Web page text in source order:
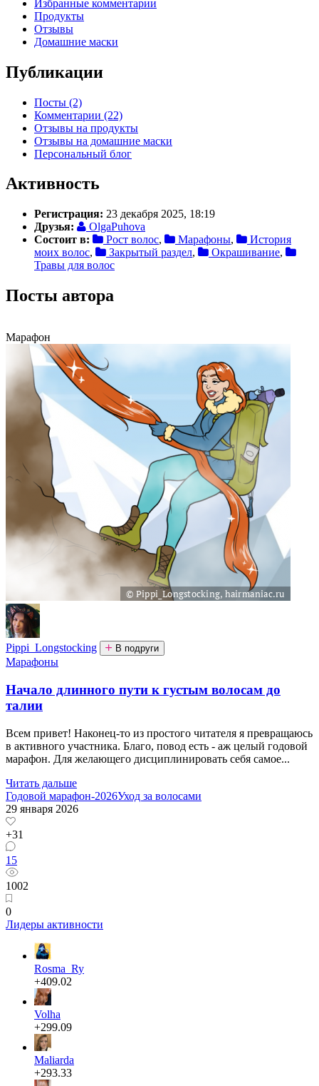
Избранные комментарии
Продукты
Отзывы
Домашние маски
Публикации
Посты (2)
Комментарии (22)
Отзывы на продукты
Отзывы на домашние маски
Персональный блог
Активность
Регистрация: 23 декабря 2025, 18:19
Друзья:
OlgaPuhova
Состоит в:
Рост волос, Марафоны,
История
моих волос, Закрытый раздел, Окрашивание,
Травы для волос
Посты автора
Марафон
Pippi_Longstocking В подруги
Марафоны
Начало длинного пути к густым волосам до
талии
Всем привет! Наконец-то из простого читателя я превращаюсь
в активного участника. Благо, повод есть - аж целый годовой
марафон. Для желающего дисциплинировать себя самое...
Читать дальше
Годовой марафон-2026Уход за волосами
29 января 2026
+31
15
1002
0
Лидеры активности
Rosma_Ry
+409.02
Volha
+299.09
Maliarda
+293.33